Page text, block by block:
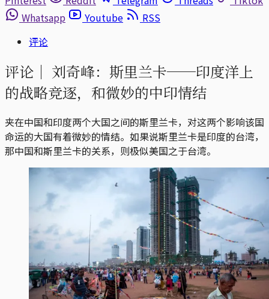
Whatsapp
Youtube
RSS
评论
评论｜ 刘奇峰：斯里兰卡──印度洋上
的战略竞逐，和微妙的中印情结
夹在中国和印度两个大国之间的斯里兰卡，对这两个影响该国
命运的大国有着微妙的情结。如果说斯里兰卡是印度的台湾，
那中国和斯里兰卡的关系，则极似美国之于台湾。